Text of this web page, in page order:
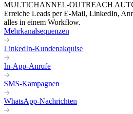
MULTICHANNEL-OUTREACH
Erreiche Leads per E-Mail, LinkedIn,
alles in einem Workflow.
Mehrkanalsequenzen
LinkedIn-Kundenakquise
In-App-Anrufe
SMS-Kampagnen
WhatsApp-Nachrichten